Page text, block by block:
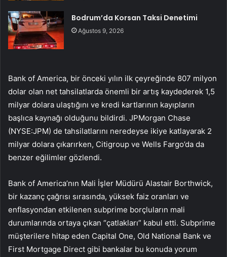
Bodrum’da Korsan Taksi Denetimi
Ağustos 9, 2026
Bank of America, bir önceki yılın ilk çeyreğinde 807 milyon
dolar olan net tahsilatlarda önemli bir artış kaydederek 1,5
milyar dolara ulaştığını ve kredi kartlarının kayıpların
başlıca kaynağı olduğunu bildirdi. JPMorgan Chase
(NYSE:JPM) de tahsilatlarını neredeyse ikiye katlayarak 2
milyar dolara çıkarırken, Citigroup ve Wells Fargo’da da
benzer eğilimler gözlendi.
Bank of America’nın Mali İşler Müdürü Alastair Borthwick,
bir kazanç çağrısı sırasında, yüksek faiz oranları ve
enflasyondan etkilenen subprime borçluların mali
durumlarında ortaya çıkan “çatlakları” kabul etti. Subprime
müşterilere hitap eden Capital One, Old National Bank ve
First Mortgage Direct gibi bankalar bu konuda yorum